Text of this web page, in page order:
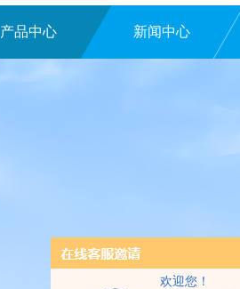
欢迎您！
产品中心 新闻中心